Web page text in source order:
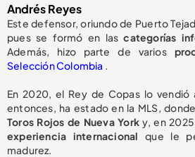
Andrés Reyes
Este defensor, oriundo de Puerto
pues se formó en lascategorías
Además, hizo parte de varios
Selección Colombia .
En 2020, el Rey de Copas lo vendió
entonces, ha estado en la MLS,
Toros Rojos de Nueva York y, en
experiencia internacionalque le
madurez.